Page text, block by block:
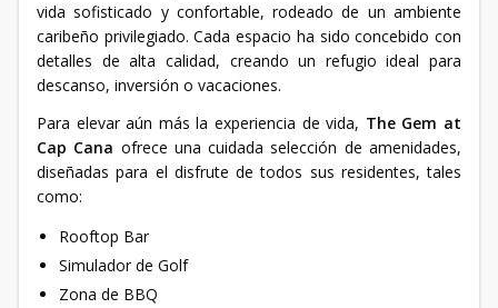
vida sofisticado y confortable, rodeado de un ambiente
caribeño privilegiado. Cada espacio ha sido concebido con
detalles de alta calidad, creando un refugio ideal para
descanso, inversión o vacaciones.
Para elevar aún más la experiencia de vida, The Gem at
Cap Cana ofrece una cuidada selección de amenidades,
diseñadas para el disfrute de todos sus residentes, tales
como:
Rooftop Bar
Simulador de Golf
Zona de BBQ